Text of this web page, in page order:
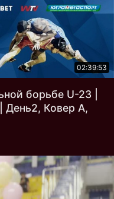
02:39:53
борьбе U-23 |
Ковер A,